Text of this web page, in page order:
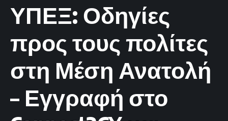
ΥΠΕΞ: Οδηγίες
προς τους πολίτες
στη Μέση Ανατολή
– Εγγραφή στο